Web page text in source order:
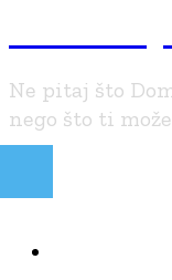
Ne pitaj što
nego što ti